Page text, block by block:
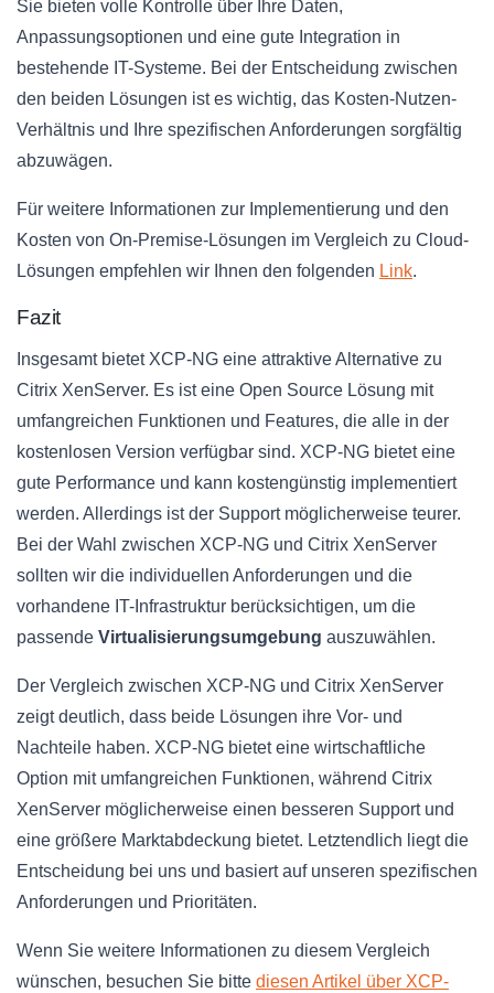
Sie bieten volle Kontrolle über Ihre Daten,
Anpassungsoptionen und eine gute Integration in
bestehende IT-Systeme. Bei der Entscheidung zwischen
den beiden Lösungen ist es wichtig, das Kosten-Nutzen-
Verhältnis und Ihre spezifischen Anforderungen sorgfältig
abzuwägen.
Für weitere Informationen zur Implementierung und den
Kosten von On-Premise-Lösungen im Vergleich zu Cloud-
Lösungen empfehlen wir Ihnen den folgenden Link.
Fazit
Insgesamt bietet XCP-NG eine attraktive Alternative zu
Citrix XenServer. Es ist eine Open Source Lösung mit
umfangreichen Funktionen und Features, die alle in der
kostenlosen Version verfügbar sind. XCP-NG bietet eine
gute Performance und kann kostengünstig implementiert
werden. Allerdings ist der Support möglicherweise teurer.
Bei der Wahl zwischen XCP-NG und Citrix XenServer
sollten wir die individuellen Anforderungen und die
vorhandene IT-Infrastruktur berücksichtigen, um die
passende Virtualisierungsumgebung auszuwählen.
Der Vergleich zwischen XCP-NG und Citrix XenServer
zeigt deutlich, dass beide Lösungen ihre Vor- und
Nachteile haben. XCP-NG bietet eine wirtschaftliche
Option mit umfangreichen Funktionen, während Citrix
XenServer möglicherweise einen besseren Support und
eine größere Marktabdeckung bietet. Letztendlich liegt die
Entscheidung bei uns und basiert auf unseren spezifischen
Anforderungen und Prioritäten.
Wenn Sie weitere Informationen zu diesem Vergleich
wünschen, besuchen Sie bitte diesen Artikel über XCP-